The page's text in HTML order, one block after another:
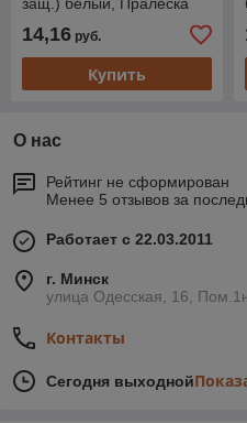
защ.) белый, Пралеска
Аква, BYLECTRICA (IP54
пылебрызгозащищенные)
14,16 руб.
Купить
О нас
Рейтинг не сформирован
Менее 5 отзывов за
Работает с 22.03.2011
г. Минск
улица Одесская, 16,
Контакты
Сегодня выходной